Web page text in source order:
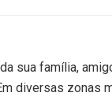
sua família,
diversas zonas